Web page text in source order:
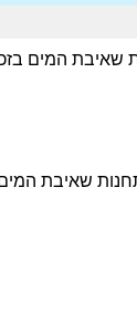
שאיבת המים
שאיבת